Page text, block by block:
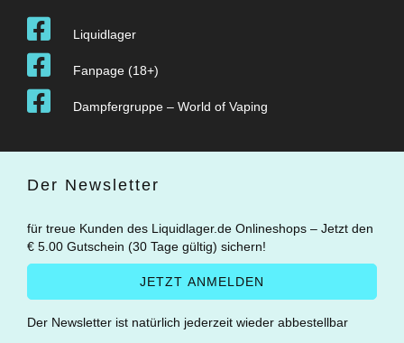
Liquidlager
Fanpage (18+)
Dampfergruppe – World of Vaping
Der Newsletter
für treue Kunden des Liquidlager.de Onlineshops – Jetzt den
€ 5.00 Gutschein (30 Tage gültig) sichern!
Der Newsletter ist natürlich jederzeit wieder abbestellbar